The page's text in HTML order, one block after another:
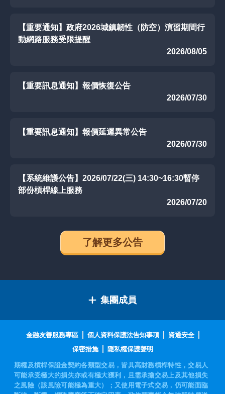
【重要通知】政府2026城鎮韌性（防空）演習期間行
動網路服務受限提醒
2026/08/05
【重要訊息通知】報價恢復公告
2026/07/30
【重要訊息通知】報價延遲異常公告
2026/07/30
【系統維護公告】2026/07/22(三) 14:30~16:30暫停
部份槓桿線上服務
2026/07/20
了解更多公告
集團成員
金融友善服務專區 個人資料保護法告知事項
資通安全
保密措施
隱私權保護聲明
期權及槓桿保證金契約各類型交易，皆具高財務槓桿特性，交易人
可能承受極大的損失亦或有極大獲利，且需承擔交易上及其他損失
之風險（該風險可能極為重大）；又使用電子式交易，仍可能面臨